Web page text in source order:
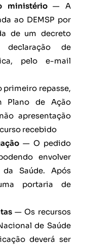
ministério— A
ao DEMSP por
de um decreto
de
pelo e-mail
primeiro repasse,
Plano de Ação
apresentação
recebido
— O pedido
envolver
Saúde. Após
portaria de
— Os recursos
de Saúde
deverá ser